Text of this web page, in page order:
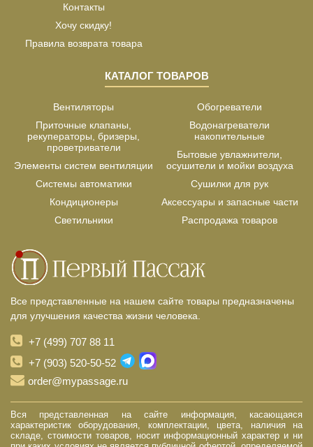
Контакты
Хочу скидку!
Правила возврата товара
КАТАЛОГ ТОВАРОВ
Вентиляторы
Приточные клапаны,
рекуператоры, бризеры,
проветриватели
Элементы систем вентиляции
Системы автоматики
Кондиционеры
Светильники
Обогреватели
Водонагреватели
накопительные
Бытовые увлажнители,
осушители и мойки воздуха
Сушилки для рук
Аксессуары и запасные части
Распродажа товаров
Все представленные на нашем сайте товары предназначены
для улучшения качества жизни человека.
+7 (499) 707 88 11
+7 (903) 520-50-52
order@mypassage.ru
Вся представленная на сайте информация, касающаяся
характеристик оборудования, комплектации, цвета, наличия на
складе, стоимости товаров, носит информационный характер и ни